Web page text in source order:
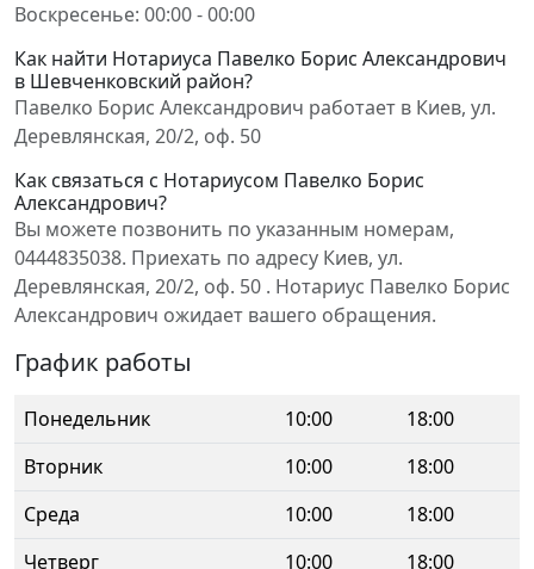
Воскресенье: 00:00 - 00:00
Как найти Нотариуса Павелко Борис Александрович
в Шевченковский район?
Павелко Борис Александрович работает в Киев, ул.
Деревлянская, 20/2, оф. 50
Как связаться с Нотариусом Павелко Борис
Александрович?
Вы можете позвонить по указанным номерам,
0444835038. Приехать по адресу Киев, ул.
Деревлянская, 20/2, оф. 50 . Нотариус Павелко Борис
Александрович ожидает вашего обращения.
График работы
Понедельник 10:00
18:00
Вторник
10:00
18:00
Среда
10:00
18:00
Четверг
10:00
18:00